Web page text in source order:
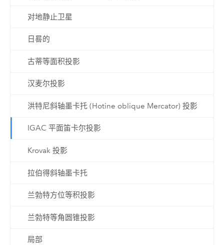
对地静止卫星
日晷的
古蒂等面积投影
汉麦尔投影
洪特尼斜轴墨卡托 (Hotine oblique Mercator) 投影
IGAC 平面笛卡尔投影
Krovak 投影
拉伯得斜轴墨卡托
兰勃特方位等积投影
兰勃特等角圆锥投影
局部